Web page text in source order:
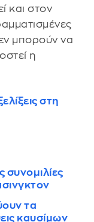
και στον
μπορούν να
η
στη
τα
καυσίμων